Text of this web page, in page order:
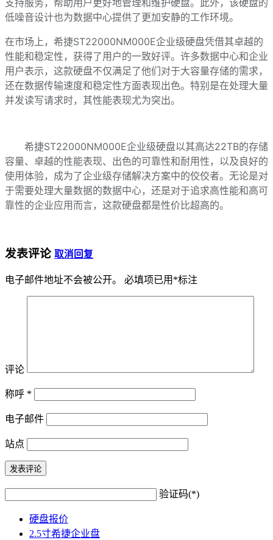
低噪音设计也为数据中心提供了更加安静的工作环境。
在市场上，希捷ST22000NM000E企业级硬盘凭借其卓越的
性能和稳定性，获得了用户的一致好评。许多数据中心和企业
用户表示，这款硬盘不仅满足了他们对于大容量存储的需求，
还在数据传输速度和稳定性方面表现出色。特别是在处理大量
并发读写请求时，其性能表现尤为突出。
希捷ST22000NM000E企业级硬盘以其高达22TB的存储
容量、卓越的性能表现、出色的可靠性和耐用性，以及良好的
使用体验，成为了企业级存储解决方案中的佼佼者。无论是对
于需要处理大量数据的数据中心，还是对于追求高性能和高可
靠性的企业应用而言，这款硬盘都是性价比超高的。
发表评论 取消回复
电子邮件地址不会被公开。 必填项已用 *标注
评论
称呼 *
电子邮件
站点
验证码(*)
硬盘报价
2.5寸希捷企业盘